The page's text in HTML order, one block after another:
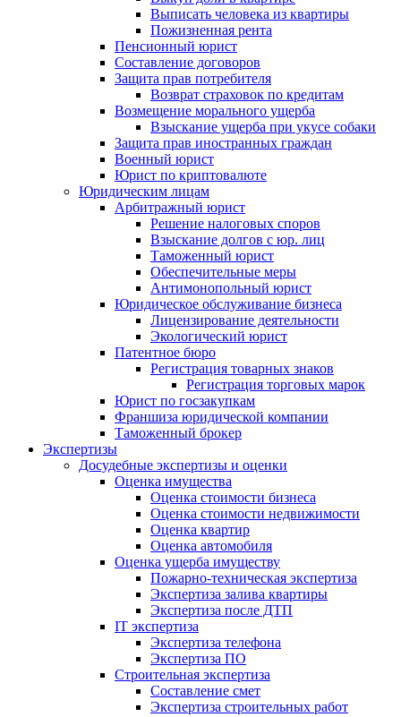
Выписать человека из квартиры
Пожизненная рента
Пенсионный юрист
Составление договоров
Защита прав потребителя
Возврат страховок по кредитам
Возмещение морального ущерба
Взыскание ущерба при укусе собаки
Защита прав иностранных граждан
Военный юрист
Юрист по криптовалюте
Юридическим лицам
Арбитражный юрист
Решение налоговых споров
Взыскание долгов с юр. лиц
Таможенный юрист
Обеспечительные меры
Антимонопольный юрист
Юридическое обслуживание бизнеса
Лицензирование деятельности
Экологический юрист
Патентное бюро
Регистрация товарных знаков
Регистрация торговых марок
Юрист по госзакупкам
Франшиза юридической компании
Таможенный брокер
Экспертизы
Досудебные экспертизы и оценки
Оценка имущества
Оценка стоимости бизнеса
Оценка стоимости недвижимости
Оценка квартир
Оценка автомобиля
Оценка ущерба имуществу
Пожарно-техническая экспертиза
Экспертиза залива квартиры
Экспертиза после ДТП
IT экспертиза
Экспертиза телефона
Экспертиза ПО
Строительная экспертиза
Составление смет
Экспертиза строительных работ